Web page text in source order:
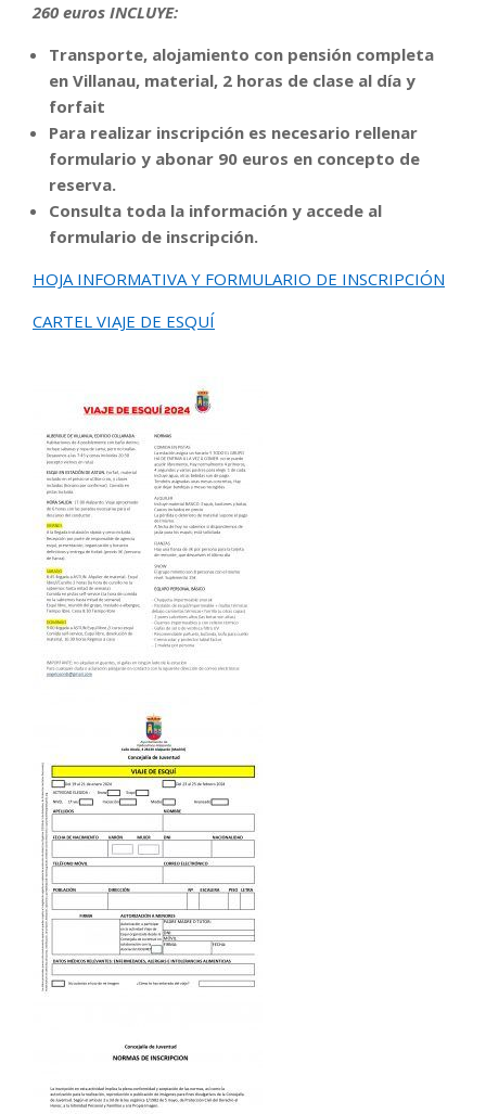
260 euros INCLUYE:
Transporte, alojamiento con pensión completa
en Villanau, material, 2 horas de clase al día y
forfait
Para realizar inscripción es necesario rellenar
formulario y abonar 90 euros en concepto de
reserva.
Consulta toda la información y accede al
formulario de inscripción.
HOJA INFORMATIVA Y FORMULARIO DE INSCRIPCIÓN
CARTEL VIAJE DE ESQUÍ